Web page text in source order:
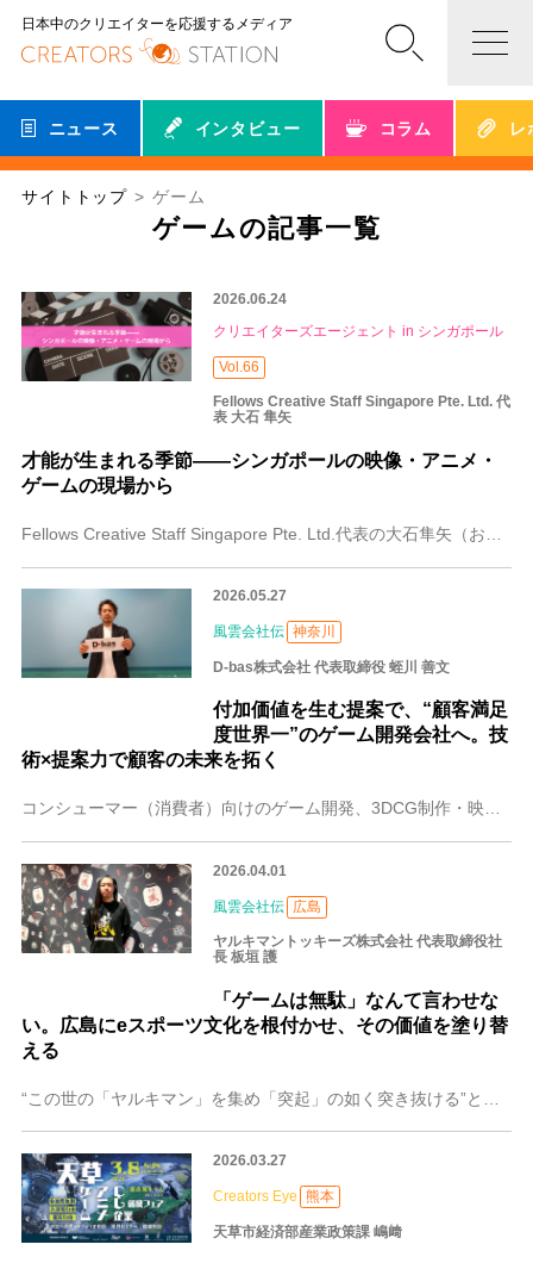
日本中のクリエイターを応援するメディア
ニュース インタビュー コラム レ
サイトトップ ゲーム
ゲームの記事一覧
2026.06.24
クリエイターズエージェント in シンガポール
Vol.66
Fellows Creative Staff Singapore Pte. Ltd. 代
表 大石 隼矢
才能が生まれる季節——シンガポールの映像・アニメ・
ゲームの現場から
2026.05.27
風雲会社伝 神奈川
D-bas株式会社 代表取締役 蛭川 善文
付加価値を生む提案で、“顧客満足
度世界一”のゲーム開発会社へ。技
術×提案力で顧客の未来を拓く
2026.04.01
風雲会社伝 広島
ヤルキマントッキーズ株式会社 代表取締役社
長 板垣 護
「ゲームは無駄」なんて言わせな
い。広島にeスポーツ文化を根付かせ、その価値を塗り替
える
2026.03.27
Creators Eye 熊本
天草市経済部産業政策課 嶋﨑